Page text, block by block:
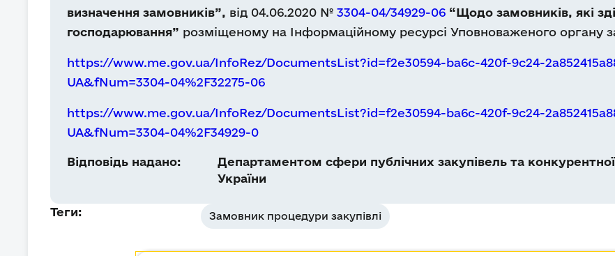
визначення замовників”, від 04.06.2020 № 3304-04/34929-06 “Щодо замовників, які
господарювання” розміщеному на Інформаційному ресурсі Уповноваженого органу
https://www.me.gov.ua/InfoRez/DocumentsList?id=f2e30594-ba6c-420f-9c24-
UA&fNum=3304-04%2F32275-06
https://www.me.gov.ua/InfoRez/DocumentsList?id=f2e30594-ba6c-420f-9c24-
UA&fNum=3304-04%2F34929-0
Відповідь надано:
Департаментом сфери публічних закупівель та
України
Теги: Замовник процедури закупівлі